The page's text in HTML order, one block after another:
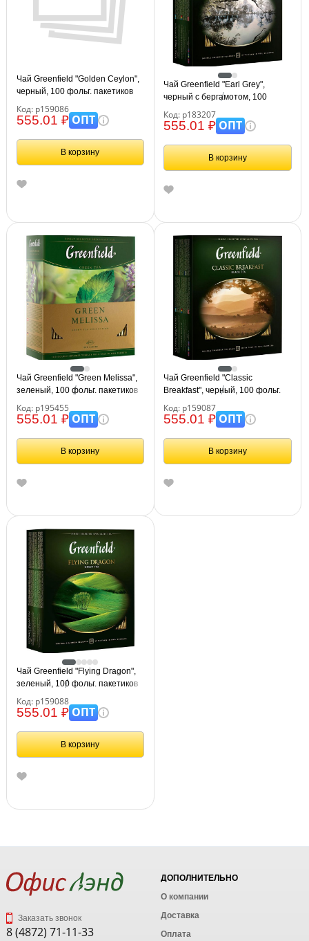
Чай Greenfield "Golden Ceylon",
черный, 100 фольг. пакетиков
Код: р159086
555.01 ₽ОПТ
В корзину
Чай Greenfield "Earl Grey",
черный с бергамотом, 100
Код: р183207
555.01 ₽ОПТ
В корзину
Чай Greenfield "Green Melissa",
зеленый, 100 фольг. пакетиков
Код: р195455
555.01 ₽ОПТ
В корзину
Чай Greenfield "Classic
Breakfast", черный, 100 фольг.
Код: р159087
555.01 ₽ОПТ
В корзину
Чай Greenfield "Flying Dragon",
зеленый, 100 фольг. пакетиков
Код: р159088
555.01 ₽ОПТ
В корзину
Заказать звонок
8 (4872) 71-11-33
ДОПОЛНИТЕЛЬНО
О компании
Доставка
Оплата